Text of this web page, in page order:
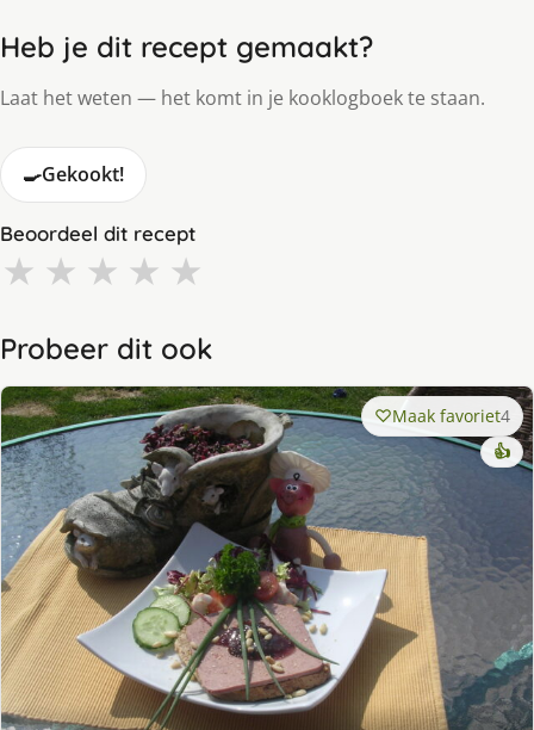
Heb je dit recept gemaakt?
Laat het weten — het komt in je kooklogboek te staan.
🍳Gekookt!
Beoordeel dit recept
★ ★ ★ ★ ★
Probeer dit ook
Maak favoriet4
👍